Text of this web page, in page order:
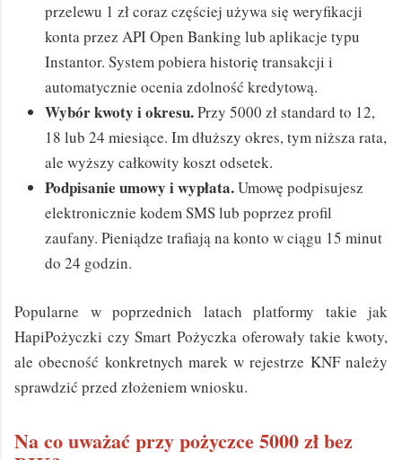
przelewu 1 zł coraz częściej używa się weryfikacji
konta przez API Open Banking lub aplikacje typu
Instantor. System pobiera historię transakcji i
automatycznie ocenia zdolność kredytową.
Wybór kwoty i okresu.Przy 5000 zł standard to 12,
18 lub 24 miesiące. Im dłuższy okres, tym niższa rata,
ale wyższy całkowity koszt odsetek.
Podpisanie umowy i wypłata.Umowę podpisujesz
elektronicznie kodem SMS lub poprzez profil
zaufany. Pieniądze trafiają na konto w ciągu 15 minut
do 24 godzin.
Popularne w poprzednich latach platformy takie jak
HapiPożyczki czy Smart Pożyczka oferowały takie kwoty,
ale obecność konkretnych marek w rejestrze KNF należy
sprawdzić przed złożeniem wniosku.
Na co uważać przy pożyczce 5000 zł bez